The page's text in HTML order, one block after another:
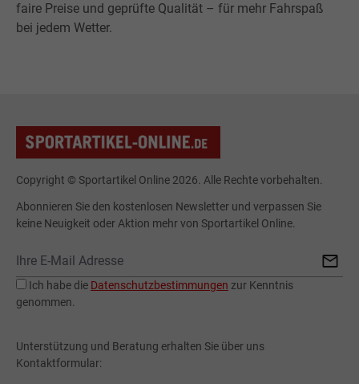
faire Preise und geprüfte Qualität – für mehr Fahrspaß
bei jedem Wetter.
Copyright © Sportartikel Online 2026. Alle Rechte vorbehalten.
Abonnieren Sie den kostenlosen Newsletter und verpassen Sie
keine Neuigkeit oder Aktion mehr von Sportartikel Online.
Ich habe die Datenschutzbestimmungen zur Kenntnis
genommen.
Unterstützung und Beratung erhalten Sie über uns
Kontaktformular: